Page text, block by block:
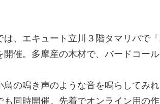
は、エキュート立川３ 階タマリバで
開催。多摩産の木材で、バードコー
の鳴き声のような音を鳴 らしてみ
も同時開催。先着でオンライン用の